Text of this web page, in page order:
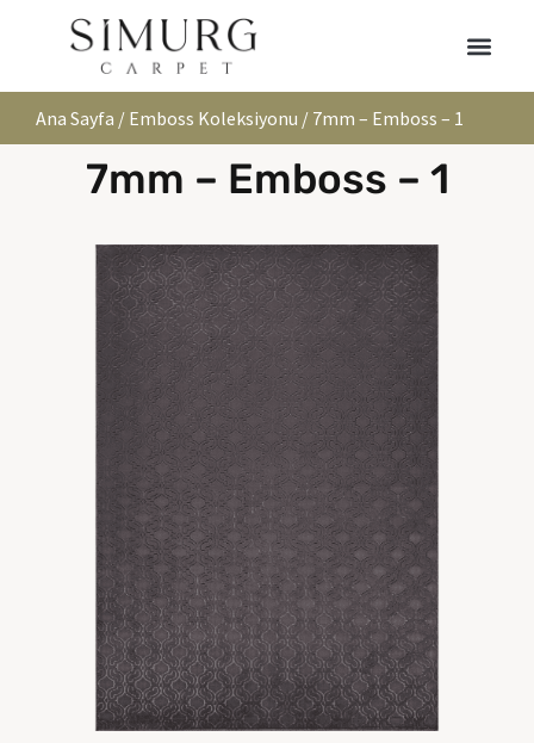
Ana Sayfa / Emboss Koleksiyonu / 7mm – Emboss – 1
7mm – Emboss – 1